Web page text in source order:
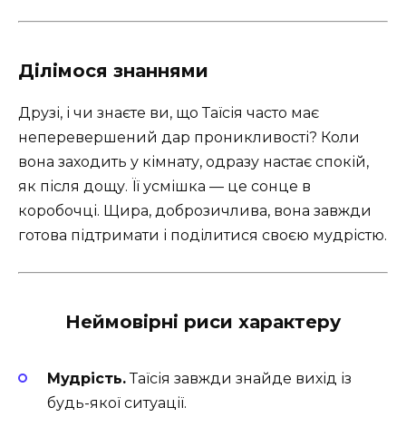
Ділімося знаннями
Друзі, і чи знаєте ви, що Таїсія часто має
неперевершений дар проникливості? Коли
вона заходить у кімнату, одразу настає спокій,
як після дощу. Її усмішка — це сонце в
коробочці. Щира, доброзичлива, вона завжди
готова підтримати і поділитися своєю мудрістю.
Неймовірні риси характеру
Мудрість.Таїсія завжди знайде вихід із
будь-якої ситуації.